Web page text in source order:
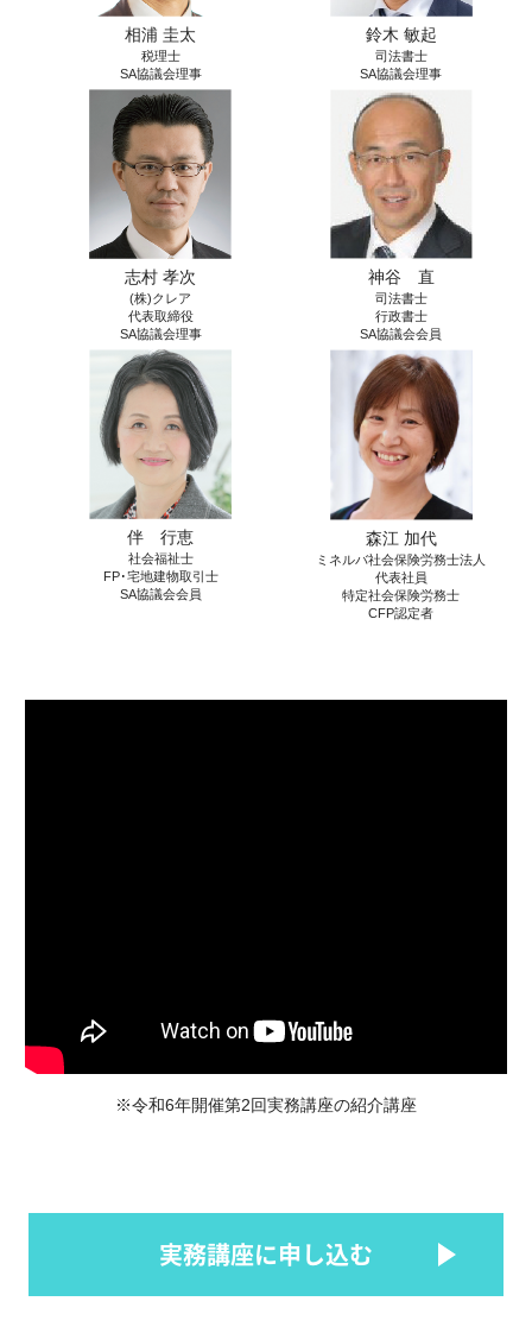
相浦 圭太
税理士
SA協議会理事
鈴木 敏起
司法書士
SA協議会理事
志村 孝次
(株)クレア
代表取締役
SA協議会理事
神谷 直
司法書士
行政書士
SA協議会会員
伴 行恵
社会福祉士
FP･宅地建物取引士
SA協議会会員
森江 加代
ミネルバ社会保険労務士法人
代表社員
特定社会保険労務士
CFP認定者
※令和6年開催第2回実務講座の紹介講座
実務講座に申し込む